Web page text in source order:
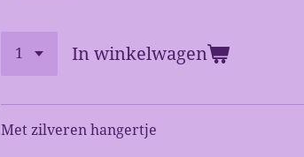
In winkelwagen
Met zilveren hangertje